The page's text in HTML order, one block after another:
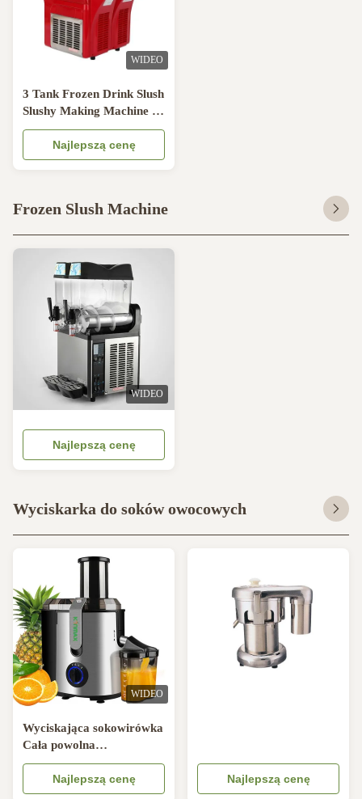
WIDEO
3 Tank Frozen Drink Slush
Slushy Making Machine 15
litrów Ekspres Smoothie
Najlepszą cenę
Frozen Slush Machine
WIDEO
Najlepszą cenę
Wyciskarka do soków owocowych
WIDEO
Wyciskająca sokowirówka
Cała powolna
sokowirówka z zimną
prasą do domowych
owoców jabłka
Najlepszą cenę Najlepszą cenę